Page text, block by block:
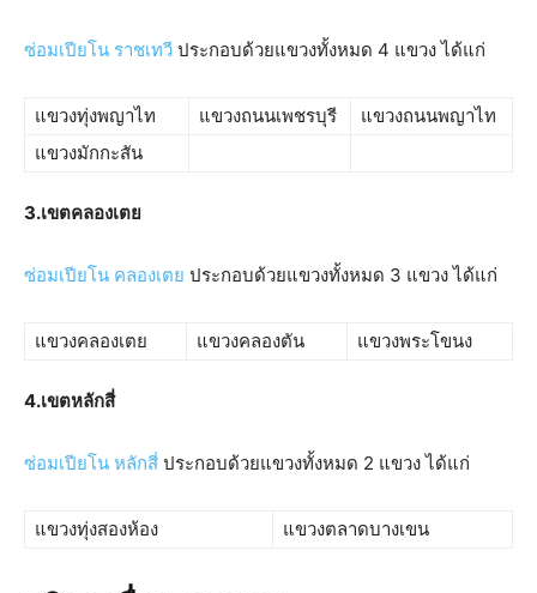
ซ่อมเปียโน ราชเทวี ประกอบด้วยแขวงทั้งหมด 4 แขวง ได้แก่
แขวงทุ่งพญาไท แขวงถนนเพชรบุรี
แขวงถนนพญาไท
แขวงมักกะสัน
3.เขตคลองเตย
ซ่อมเปียโน คลองเตย ประกอบด้วยแขวงทั้งหมด 3 แขวง ได้แก่
แขวงคลองเตย แขวงคลองตัน แขวงพระโขนง
4.เขตหลักสี่
ซ่อมเปียโน หลักสี่ ประกอบด้วยแขวงทั้งหมด 2 แขวง ได้แก่
แขวงทุ่งสองห้อง แขวงตลาดบางเขน